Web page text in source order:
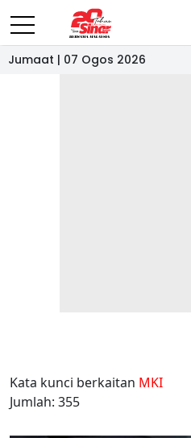
Jumaat | 07 Ogos 2026
Kata kunci berkaitan MKI
Jumlah: 355